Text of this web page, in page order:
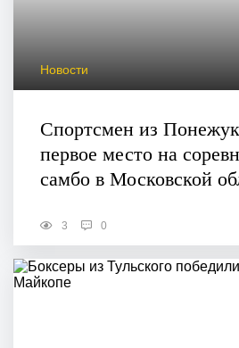
Новости
Спортсмен из
первое место на
самбо в Московской
3 0